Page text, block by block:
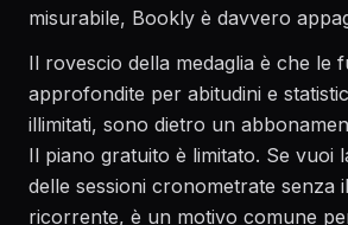
misurabile, Bookly è davvero
Il rovescio della medaglia è che le
approfondite per abitudini e
illimitati, sono dietro un
Il piano gratuito è limitato. Se vuoi
delle sessioni cronometrate senza
ricorrente, è un motivo comune